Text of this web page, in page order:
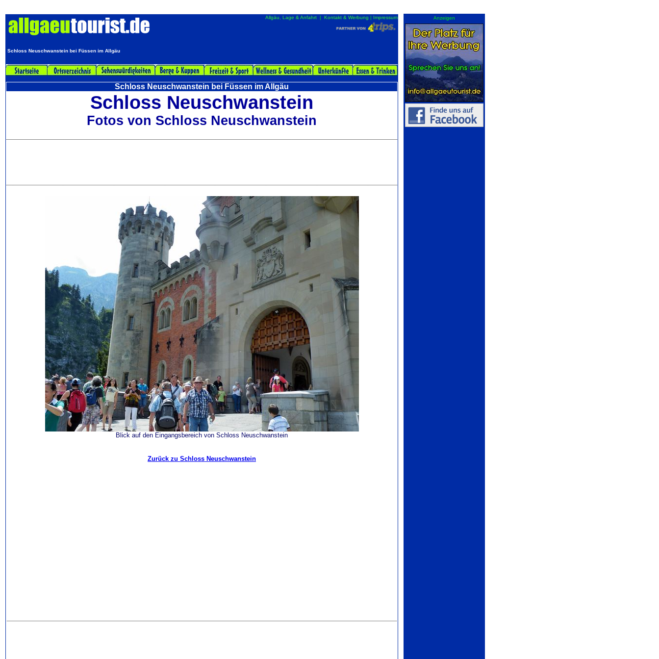
Schloss Neuschwanstein bei Füssen im Allgäu
Allgäu, Lage & Anfahrt | Kontakt & Werbung | Impressum
Schloss Neuschwanstein bei Füssen im Allgäu
Schloss Neuschwanstein
Fotos von Schloss Neuschwanstein
Blick auf den Eingangsbereich von Schloss Neuschwanstein
Zurück zu Schloss Neuschwanstein
Anzeigen